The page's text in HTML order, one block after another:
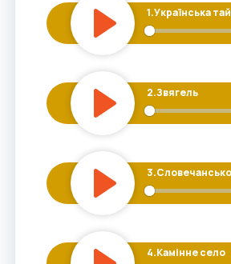
1.Українська
2.Звягель
3.
4.Камінне село